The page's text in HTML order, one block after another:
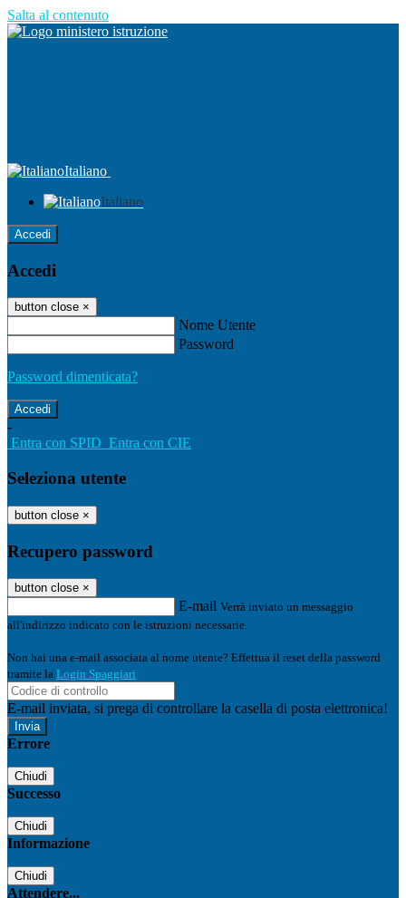
Salta al contenuto
Italiano
Italiano
Accedi
Accedi
button close ×
Nome Utente
Password
Password dimenticata?
-
Entra con SPID Entra con CIE
Seleziona utente
button close ×
Recupero password
button close ×
E-mail Verrà inviato un messaggio
all'indirizzo indicato con le istruzioni necessarie.
Non hai una e-mail associata al nome utente? Effettua il reset della password
tramite la Login Spaggiari
E-mail inviata, si prega di controllare la casella di posta elettronica!
Errore
Chiudi
Successo
Chiudi
Informazione
Chiudi
Attendere...